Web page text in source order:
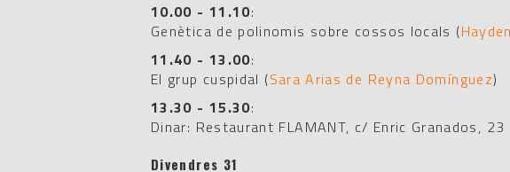
10.00 - 11.10:
Genètica de polinomis sobre cossos locals (
11.40 - 13.00:
El grup cuspidal (Sara Arias de Reyna Domínguez)
13.30 - 15.30:
Dinar: Restaurant FLAMANT, c/ Enric Granados, 23
Divendres 31